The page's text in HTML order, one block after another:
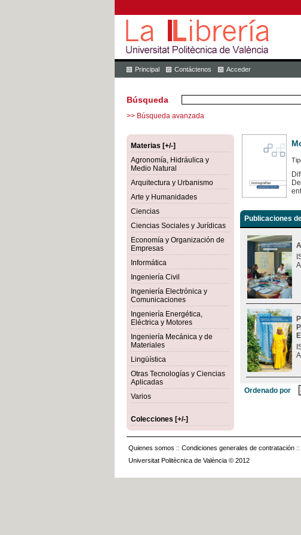
Principal Contáctenos Acceder
Búsqueda
>> Búsqueda avanzada
Materias [+/-]
Agronomía, Hidráulica y
Medio Natural
Arquitectura y Urbanismo
Arte y Humanidades
Ciencias
Ciencias Sociales y Jurídicas
Economía y Organización de
Empresas
Informática
Ingeniería Civil
Ingeniería Electrónica y
Comunicaciones
Ingeniería Energética,
Eléctrica y Motores
Ingeniería Mecánica y de
Materiales
Lingüística
Otras Tecnologías y Ciencias
Aplicadas
Varios
Colecciones [+/-]
Publicaciones
Ordenado por
Quienes somos :: Condiciones generales de contratación ::
Universitat Politècnica de València © 2012